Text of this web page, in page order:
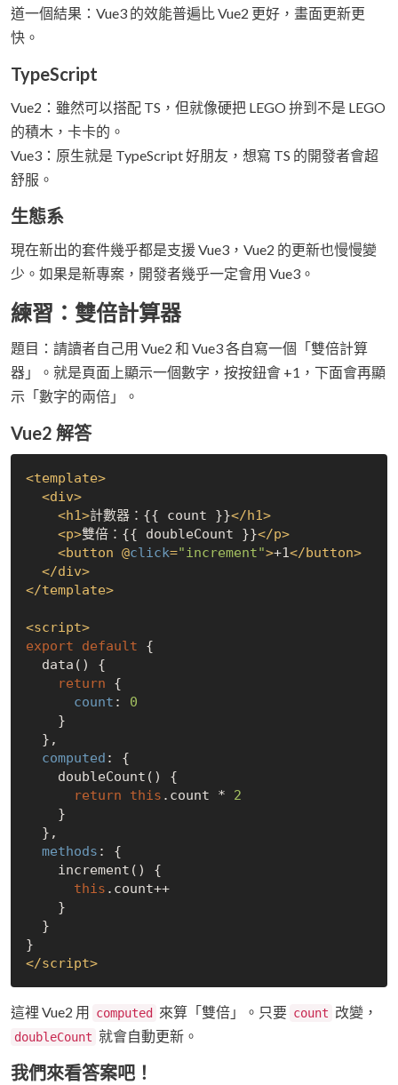
道一個結果：Vue3 的效能普遍比 Vue2 更好，畫面更新更
快。
TypeScript
Vue2：雖然可以搭配 TS，但就像硬把 LEGO 拚到不是 LEGO
的積木，卡卡的。
Vue3：原生就是 TypeScript 好朋友，想寫 TS 的開發者會超
舒服。
生態系
現在新出的套件幾乎都是支援 Vue3，Vue2 的更新也慢慢變
少。如果是新專案，開發者幾乎一定會用 Vue3。
練習：雙倍計算器
題目：請讀者自己用 Vue2 和 Vue3 各自寫一個「雙倍計算
器」。就是頁面上顯示一個數字，按按鈕會 +1，下面會再顯
示「數字的兩倍」。
Vue2 解答
<template>
<div>
<h1>計數器：{{ count }}</h1>
<p>雙倍：{{ doubleCount }}</p>
<button @click="increment">+1</button>
</div>
</template>
<script>
export
default {
return {
count : 0
computed : {
return
this .count * 2
methods : {
this .count++
</script>
這裡 Vue2 用 computed 來算「雙倍」。只要 count 改變，
doubleCount 就會自動更新。
我們來看答案吧！